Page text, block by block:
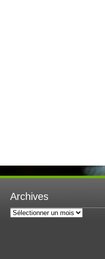
Archives
Archives